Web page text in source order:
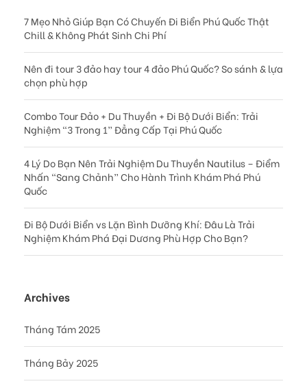
7 Mẹo Nhỏ Giúp Bạn Có Chuyến Đi Biển Phú Quốc Thật
Chill & Không Phát Sinh Chi Phí
Nên đi tour 3 đảo hay tour 4 đảo Phú Quốc? So sánh & lựa
chọn phù hợp
Combo Tour Đảo + Du Thuyền + Đi Bộ Dưới Biển: Trải
Nghiệm “3 Trong 1” Đẳng Cấp Tại Phú Quốc
4 Lý Do Bạn Nên Trải Nghiệm Du Thuyền Nautilus – Điểm
Nhấn “Sang Chảnh” Cho Hành Trình Khám Phá Phú
Quốc
Đi Bộ Dưới Biển vs Lặn Bình Dưỡng Khí: Đâu Là Trải
Nghiệm Khám Phá Đại Dương Phù Hợp Cho Bạn?
Archives
Tháng Tám 2025
Tháng Bảy 2025